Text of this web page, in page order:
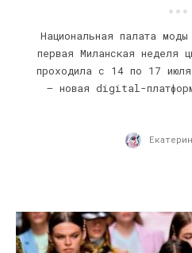
Национальная палата
первая Миланская неделя
проходила с 14 по 17
– новая digital-